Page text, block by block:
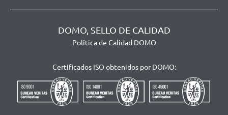
DOMO, SELLO DE CALIDAD
Política de Calidad DOMO
Certificados ISO obtenidos por DOMO: